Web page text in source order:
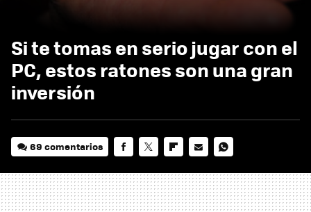
Si te tomas en serio jugar con el
PC, estos ratones son una gran
inversión
69 comentarios
MAIL